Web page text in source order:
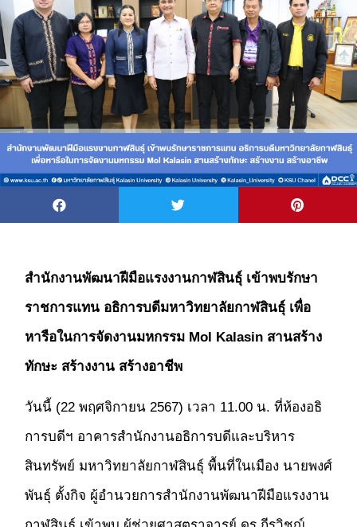
สำนักงานพัฒนาฝีมือแรงงานกาฬสินธุ์ เข้าพบรักษา
ราชการแทน อธิการบดีมหาวิทยาลัยกาฬสินธุ์ เพื่อ
หารือในการจัดงานมหกรรม Mol Kalasin สานสร้าง
ทักษะ สร้างงาน สร้างอาชีพ
วันนี้ (22 พฤศจิกายน 2567) เวลา 11.00 น. ที่ห้องอธิ
การบดีฯ อาคารสำนักงานอธิการบดีและบริหาร
สินทรัพย์ มหาวิทยาลัยกาฬสินธุ์ พื้นที่ในเมือง นายพงศ์
พันธุ์ ตั้งกิจ ผู้อำนวยการสำนักงานพัฒนาฝีมือแรงงาน